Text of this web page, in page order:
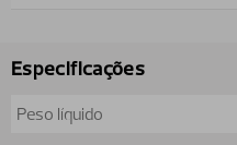
Especificações
Peso líquido